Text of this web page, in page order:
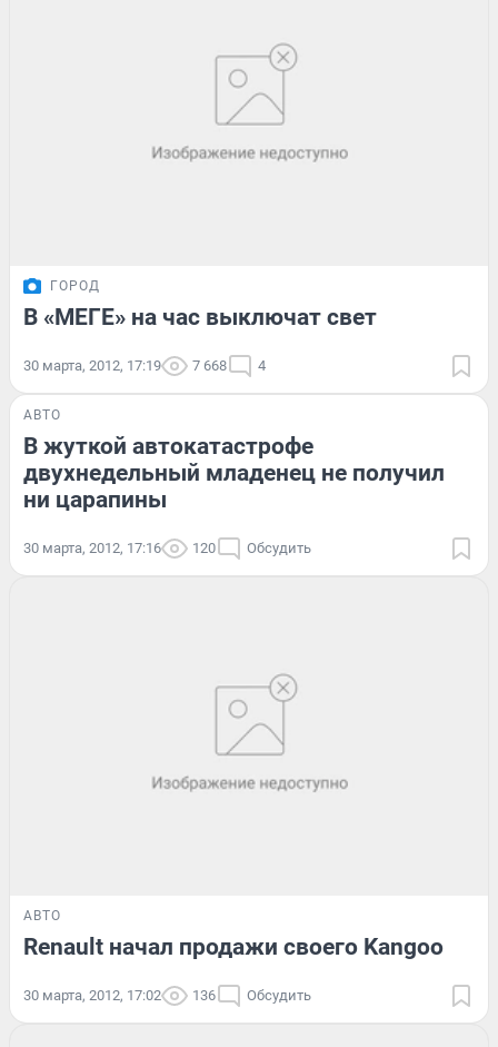
ГОРОД
В «МЕГЕ» на час выключат свет
30 марта, 2012, 17:19 7 668 4
АВТО
В жуткой автокатастрофе
двухнедельный младенец не получил
ни царапины
30 марта, 2012, 17:16 120 Обсудить
АВТО
Renault начал продажи своего Kangoo
30 марта, 2012, 17:02 136 Обсудить